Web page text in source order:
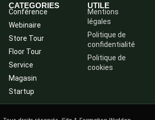
CATEGORIES
Conférence
Webinaire
Store Tour
Floor Tour
Service
Magasin
Startup
UTILE
Mentions
légales
Politique de
confidentialité
Politique de
cookies